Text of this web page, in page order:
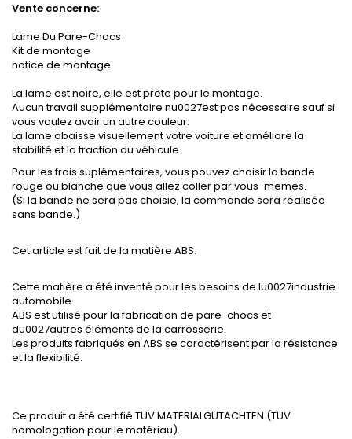
Vente concerne:
Lame Du Pare-Chocs
Kit de montage
notice de montage
La lame est noire, elle est prête pour le montage.
Aucun travail supplémentaire nu0027est pas nécessaire sauf si
vous voulez avoir un autre couleur.
La lame abaisse visuellement votre voiture et améliore la
stabilité et la traction du véhicule.
Pour les frais suplémentaires, vous pouvez choisir la bande
rouge ou blanche que vous allez coller par vous-memes.
(Si la bande ne sera pas choisie, la commande sera réalisée
sans bande.)
Cet article est fait de la matière ABS.
Cette matière a été inventé pour les besoins de lu0027industrie
automobile.
ABS est utilisé pour la fabrication de pare-chocs et
du0027autres éléments de la carrosserie.
Les produits fabriqués en ABS se caractérisent par la résistance
et la flexibilité.
Ce produit a été certifié TUV MATERIALGUTACHTEN (TUV
homologation pour le matériau).